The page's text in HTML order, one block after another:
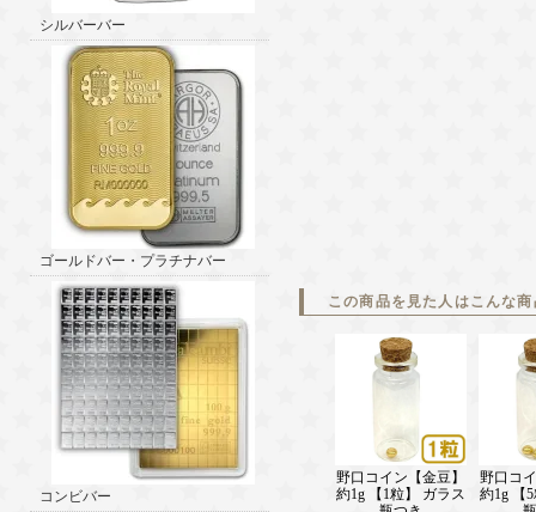
シルバーバー
ゴールドバー・プラチナバー
コンビバー
この商品を見た人はこんな
野口コイン【金豆】
約1g 【1粒】 ガラス
野口コ
約1g 【